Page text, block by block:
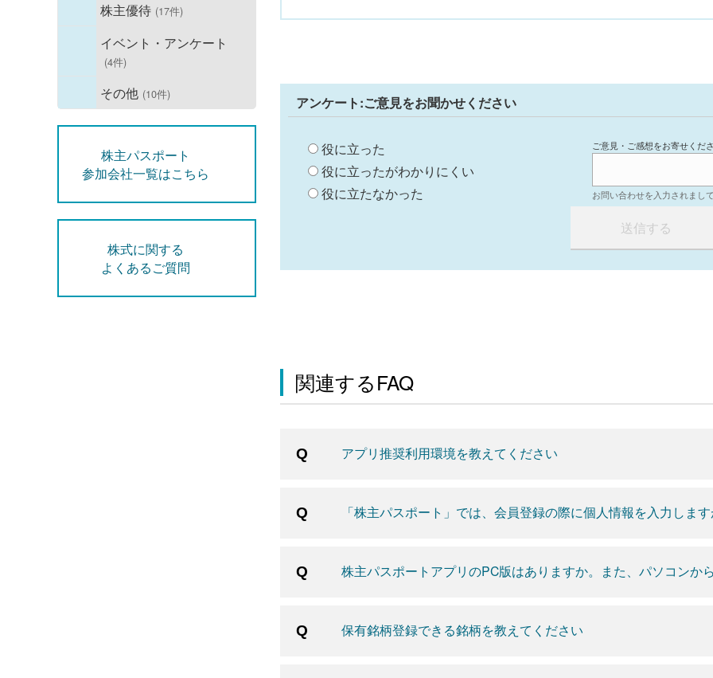
株主優待 (17件)
イベント・アンケート
(4件)
その他 (10件)
株主パスポート
参加会社一覧はこちら
株式に関する
よくあるご質問
アンケート:ご意見をお聞かせください
役に立った
役に立ったがわかりにくい
役に立たなかった
ご意見・ご感想をお寄せくだ
お問い合わせを入力されまし
関連するFAQ
アプリ推奨利用環境を教えてください
「株主パスポート」では、会員登録の際に個人情報を入力しま
株主パスポートアプリのPC版はありますか。また、パソコンか
保有銘柄登録できる銘柄を教えてください